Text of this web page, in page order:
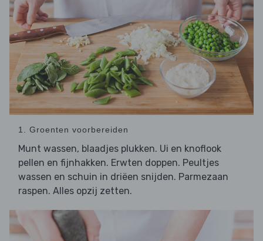
1. Groenten voorbereiden
Munt wassen, blaadjes plukken. Ui en knoflook
pellen en fijnhakken. Erwten doppen. Peultjes
wassen en schuin in driëen snijden. Parmezaan
raspen. Alles opzij zetten.